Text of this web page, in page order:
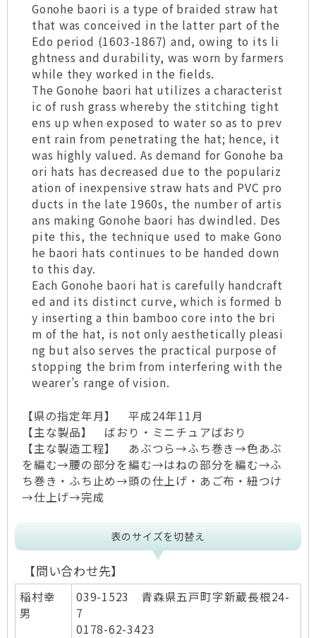
Gonohe baori is a type of braided straw hat
that was conceived in the latter part of the
Edo period (1603-1867) and, owing to its li
ghtness and durability, was worn by farmers
while they worked in the fields.
The Gonohe baori hat utilizes a characterist
ic of rush grass whereby the stitching tight
ens up when exposed to water so as to prev
ent rain from penetrating the hat; hence, it
was highly valued. As demand for Gonohe ba
ori hats has decreased due to the populariz
ation of inexpensive straw hats and PVC pro
ducts in the late 1960s, the number of artis
ans making Gonohe baori has dwindled. Des
pite this, the technique used to make Gono
he baori hats continues to be handed down
to this day.
Each Gonohe baori hat is carefully handcraft
ed and its distinct curve, which is formed b
y inserting a thin bamboo core into the bri
m of the hat, is not only aesthetically pleasi
ng but also serves the practical purpose of
stopping the brim from interfering with the
wearer’s range of vision.
【県の指定年月】 平成24年11月
【主な製品】 ばおり・ミニチュアばおり
【主な製造工程】 あぶつら→ふち巻き→色あぶ
を編む→腰の部分を編む→はねの部分を編む→ふ
ち巻き・ふち止め→頭の仕上げ・あご布・紐つけ
→仕上げ→完成
表のサイズを切替え
【問い合わせ先】
稲村幸
男
039-1523 青森県五戸町字新蔵長根24-
7
0178-62-3423